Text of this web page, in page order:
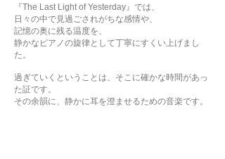
『The Last Light of Yesterday』では、
日々の中で見過ごされがちな感情や、
記憶の奥に残る温度を、
静かなピアノの旋律として丁寧にすくい上げまし
た。
過ぎていくということは、そこに確かな時間があっ
た証です。
その余韻に、静かに耳を澄ませるための音楽です。